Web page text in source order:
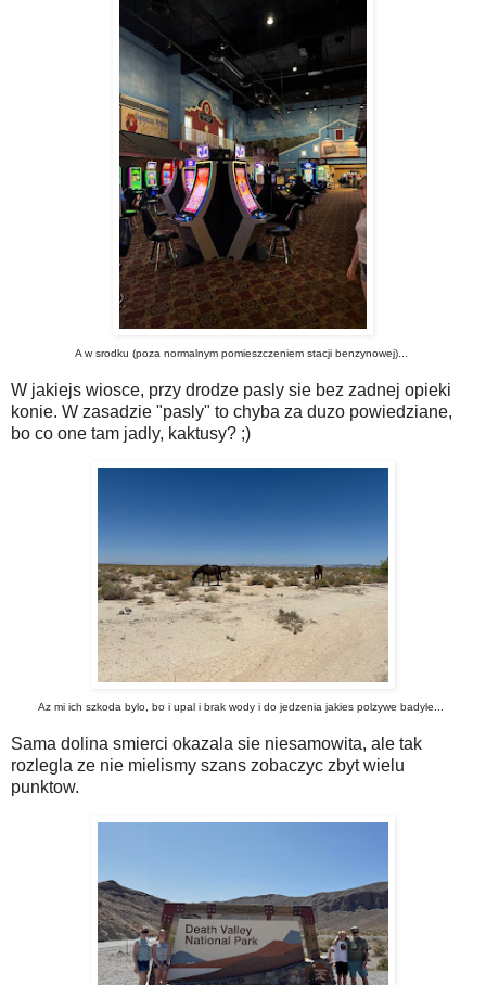
A w srodku (poza normalnym pomieszczeniem stacji benzynowej)...
W jakiejs wiosce, przy drodze pasly sie bez zadnej opieki
konie. W zasadzie "pasly" to chyba za duzo powiedziane,
bo co one tam jadly, kaktusy? ;)
Az mi ich szkoda bylo, bo i upal i brak wody i do jedzenia jakies polzywe badyle...
Sama dolina smierci okazala sie niesamowita, ale tak
rozlegla ze nie mielismy szans zobaczyc zbyt wielu
punktow.